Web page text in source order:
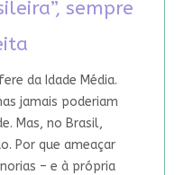
sempre
da Idade Média.
jamais poderiam
Mas, no Brasil,
Por que ameaçar
– e à própria